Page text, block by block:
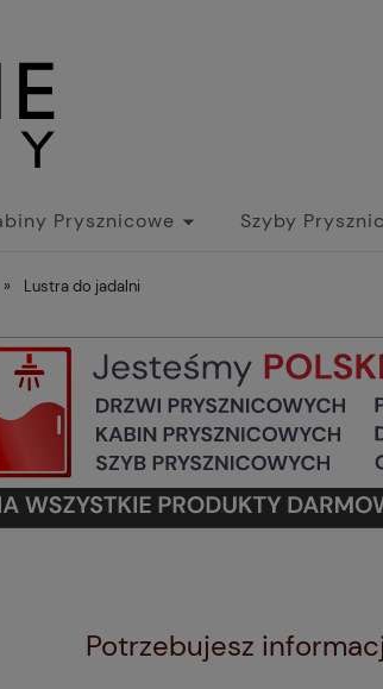
Prysznicowe Szyby
» Lustra do jadalni
Potrzebujesz